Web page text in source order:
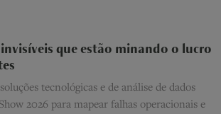
que estão minando o lucro
tecnológicas e de análise de dados
2026 para mapear falhas operacionais e